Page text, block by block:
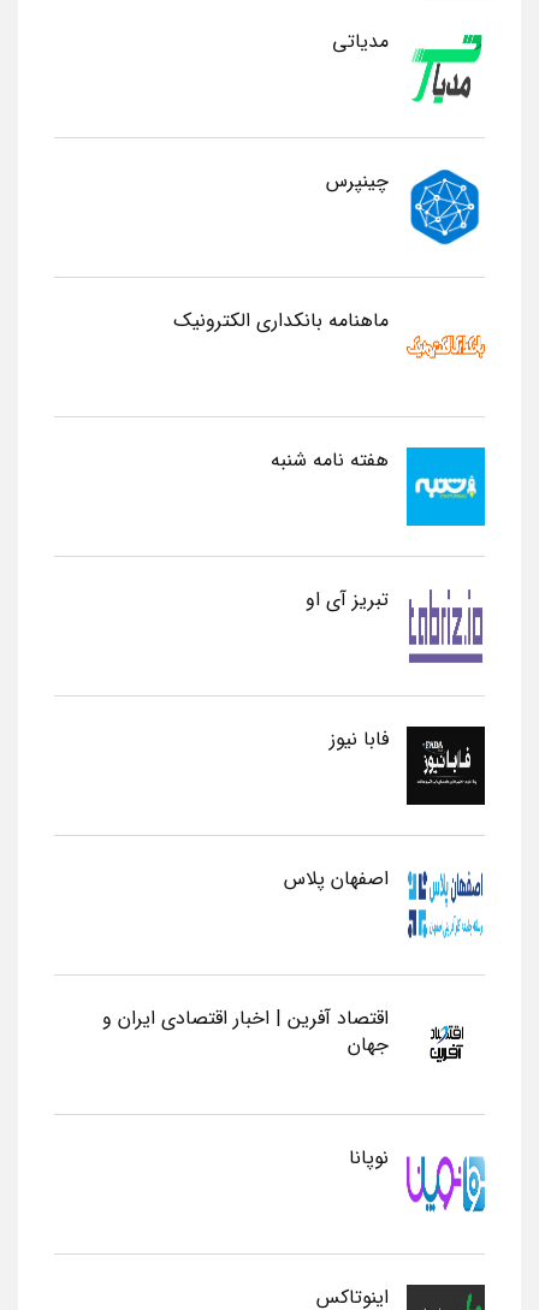
مدیاتی
چینپرس
ماهنامه بانکداری الکترونیک
هفته نامه شنبه
تبریز آی او
فابا نیوز
اصفهان پلاس
اقتصاد آفرین | اخبار اقتصادی ایران و
جهان
نوپانا
اینوتاکس